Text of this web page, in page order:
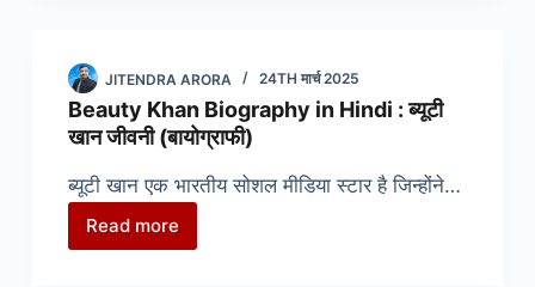
Biography
in
Hindi)
JITENDRA ARORA 24TH मार्च 2025
Beauty Khan Biography in Hindi : ब्यूटी
खान जीवनी (बायोग्राफी)
ब्यूटी खान एक भारतीय सोशल मीडिया स्टार है जिन्होंने…
Read more
Beauty